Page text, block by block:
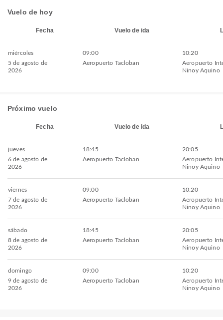
Vuelo de hoy
Fecha Vuelo de ida
miércoles
5 de agosto de
2026
09:00
Aeropuerto Tacloban
10:20
Aeropuerto
Ninoy Aquino
Próximo vuelo
Fecha Vuelo de ida
jueves
6 de agosto de
2026
18:45
Aeropuerto Tacloban
20:05
Aeropuerto
Ninoy Aquino
viernes
7 de agosto de
2026
09:00
Aeropuerto Tacloban
10:20
Aeropuerto
Ninoy Aquino
sábado
8 de agosto de
2026
18:45
Aeropuerto Tacloban
20:05
Aeropuerto
Ninoy Aquino
domingo
9 de agosto de
2026
09:00
Aeropuerto Tacloban
10:20
Aeropuerto
Ninoy Aquino